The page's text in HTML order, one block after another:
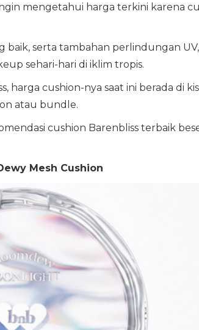
mengetahui harga terkini karena
serta tambahan perlindungan
sehari-hari di iklim tropis.
harga cushion-nya saat ini berada di
atau bundle.
cushion Barenbliss terbaik
Mesh Cushion